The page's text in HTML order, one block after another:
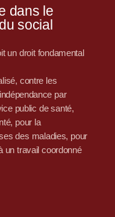
dans le
social
un droit fondamental
contre les
par
public de santé,
pour la
des maladies, pour
un travail coordonné